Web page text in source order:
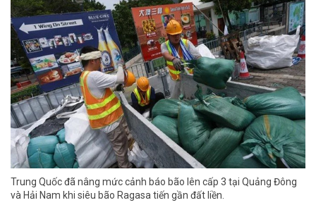
Trung Quốc đã nâng mức cảnh báo bão lên cấp 3 tại Quảng Đông
và Hải Nam khi siêu bão Ragasa tiến gần đất liền.